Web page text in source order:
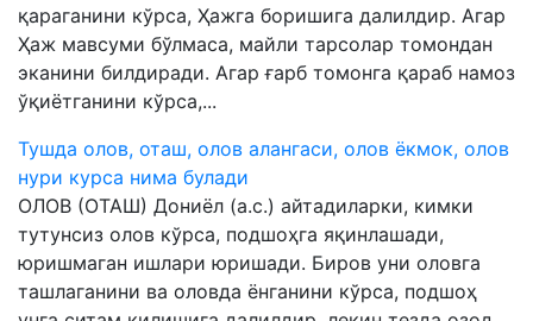
қараганини кўрса, Ҳажга боришига далилдир. Агар
Ҳаж мавсуми бўлмаса, майли тарсолар томондан
эканини билдиради. Агар ғарб томонга қараб намоз
ўқиётганини кўрса,...
Тушда олов, оташ, олов алангаси, олов ёкмок, олов
нури курса нима булади
ОЛОВ (ОТАШ) Дониёл (а.с.) айтадиларки, кимки
тутунсиз олов кўрса, подшоҳга яқинлашади,
юришмаган ишлари юришади. Биров уни оловга
ташлаганини ва оловда ёнганини кўрса, подшоҳ